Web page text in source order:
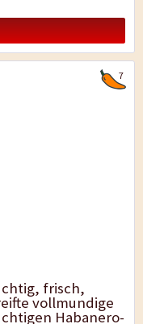
7
frisch,
vollmundige
Habanero-